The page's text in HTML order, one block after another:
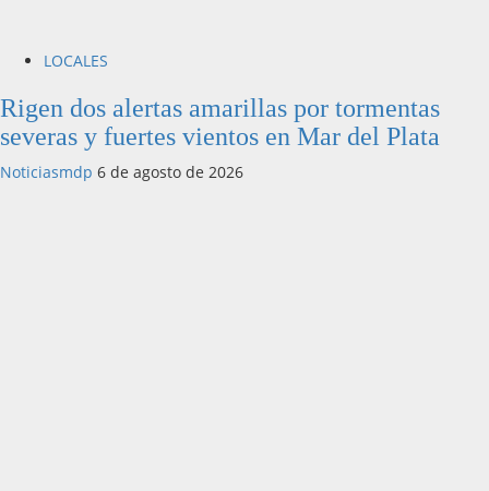
LOCALES
Rigen dos alertas amarillas por tormentas
severas y fuertes vientos en Mar del Plata
Noticiasmdp 6 de agosto de 2026